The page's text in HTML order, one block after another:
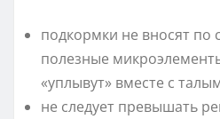
подкормки не вносят по
полезные
«уплывут» вместе с
не следует превышать